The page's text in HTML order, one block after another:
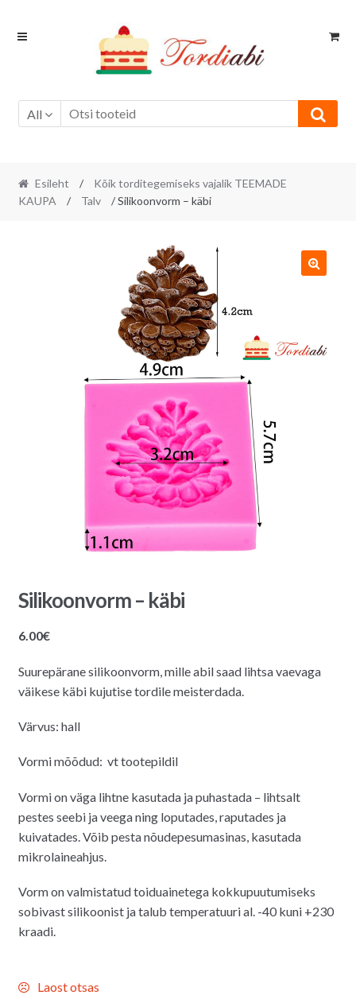
Skip
Skip
All
Esileht /
Kõik torditegemiseks vajalik TEEMADE
KAUPA
/ Talv / Silikoonvorm – käbi
Silikoonvorm – käbi
6.00€
Suurepärane silikoonvorm, mille abil saad lihtsa vaevaga
väikese käbi kujutise tordile meisterdada.
Värvus: hall
Vormi mõõdud: vt tootepildil
Vormion väga lihtne kasutada ja puhastada – lihtsalt
pestes seebi ja veega ning loputades, raputades ja
kuivatades. Võib pesta nõudepesumasinas, kasutada
mikrolaineahjus.
Vorm on valmistatud toiduainetega kokkupuutumiseks
sobivast silikoonist ja talub temperatuuri al. -40 kuni +230
kraadi.
Laost otsas